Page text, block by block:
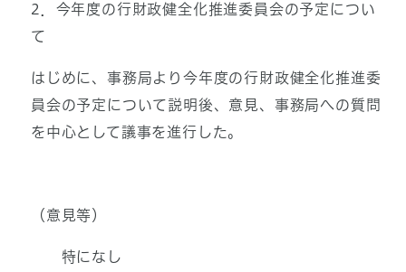
2．今年度の行財政健全化推進委員会の予定につい
て
はじめに、事務局より今年度の行財政健全化推進委
員会の予定について説明後、意見、事務局への質問
を中心として議事を進行した。
（意見等）
特になし